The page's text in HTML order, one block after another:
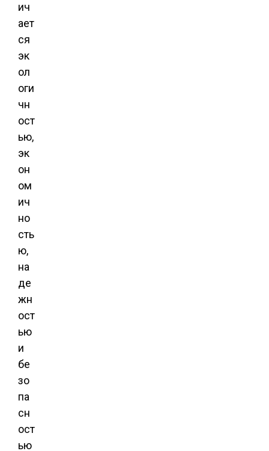
ич
ает
ся
эк
ол
оги
чн
ост
ью,
эк
он
ом
ич
но
сть
ю,
на
де
жн
ост
ью
и
бе
зо
па
сн
ост
ью